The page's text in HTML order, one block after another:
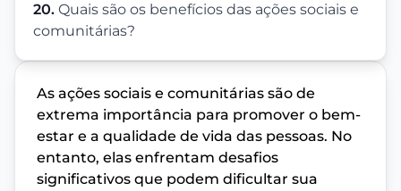
20. Quais são os benefícios das ações sociais e
comunitárias?
As ações sociais e comunitárias são de
extrema importância para promover o bem-
estar e a qualidade de vida das pessoas. No
entanto, elas enfrentam desafios
significativos que podem dificultar sua